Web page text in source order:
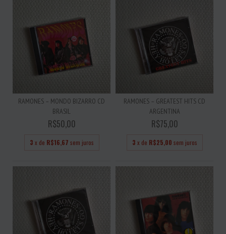
RAMONES – MONDO BIZARRO CD
BRASIL
R$50,00
3 x de R$16,67 sem juros
RAMONES – GREATEST HITS CD
ARGENTINA
R$75,00
3 x de R$25,00 sem juros